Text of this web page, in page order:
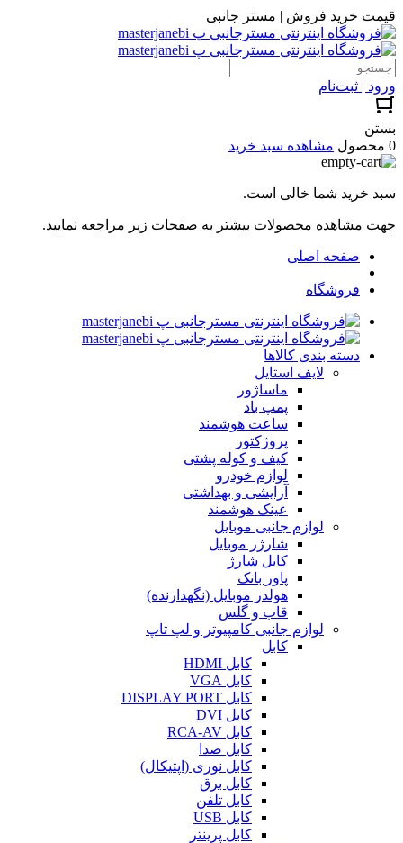
قیمت خرید فروش | مستر جانبی
ورود | ثبت‌نام
بستن
0 محصول
مشاهده سبد خرید
سبد خرید شما خالی است.
جهت مشاهده محصولات بیشتر به صفحات زیر مراجعه نمایید.
صفحه اصلی
فروشگاه
دسته بندی کالاها
لایف استایل
ماساژور
پمپ باد
ساعت هوشمند
پروژکتور
کیف و کوله پشتی
لوازم خودرو
آرایشی و بهداشتی
عینک هوشمند
لوازم جانبی موبایل
شارژر موبایل
کابل شارژ
پاور بانک
هولدر موبایل (نگهدارنده)
قاب و گلس
لوازم جانبی کامپیوتر و لپ تاپ
کابل
کابل HDMI
کابل VGA
کابل DISPLAY PORT
کابل DVI
کابل RCA-AV
کابل صدا
کابل نوری (اپتیکال)
کابل برق
کابل تلفن
کابل USB
کابل پرینتر